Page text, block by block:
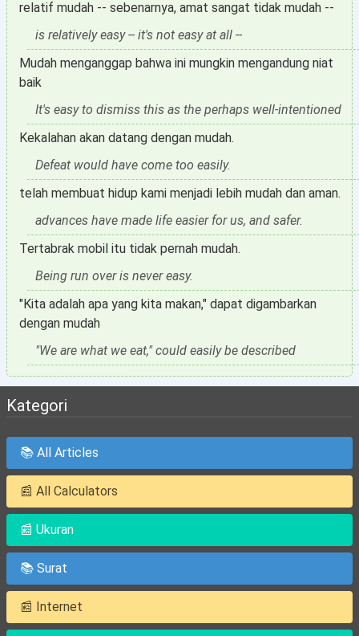
relatif mudah -- sebenarnya, amat sangat tidak mudah --
is relatively easy -- it's not easy at all --
Mudah menganggap bahwa ini mungkin mengandung niat
baik
It's easy to dismiss this as the perhaps well-intentioned
Kekalahan akan datang dengan mudah.
Defeat would have come too easily.
telah membuat hidup kami menjadi lebih mudah dan aman.
advances have made life easier for us, and safer.
Tertabrak mobil itu tidak pernah mudah.
Being run over is never easy.
"Kita adalah apa yang kita makan," dapat digambarkan
dengan mudah
"We are what we eat," could easily be described
Kategori
📚 All Articles
📰 All Calculators
📰 Ukuran
📚 Surat
📰 Internet